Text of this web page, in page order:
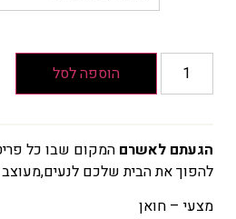
₪310
טווח
מחירים:
המחיר
הנוכחי
הוספה לסל
הגעתם לאשרם המקום שבו כל
להפוך את הבית שלכם
מצעי – חואן